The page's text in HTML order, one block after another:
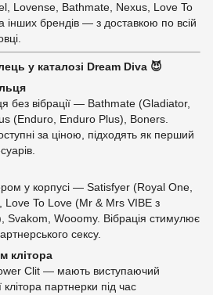
Lovense, Bathmate, Nexus, Love To
брендів — з доставкою по всій
у каталозі Dream Diva 😈
без вібрації — Bathmate (Gladiator,
(Enduro, Enduro Plus), Boners.
за ціною, підходять як перший
у корпусі — Satisfyer (Royal One,
To Love (Mr & Mrs VIBE з
Svakom, Wooomy. Вібрація стимулює
сексу.
клітора
Clit — мають виступаючий
клітора партнерки під час